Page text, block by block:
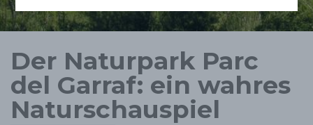
Der Naturpark Parc
del Garraf: ein wahres
Naturschauspiel